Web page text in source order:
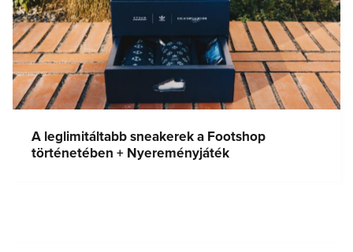
A leglimitáltabb sneakerek a Footshop
történetében + Nyereményjáték